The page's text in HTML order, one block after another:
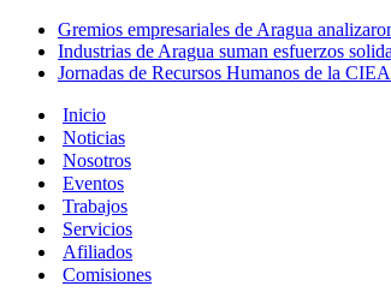
Gremios empresariales de Aragua
Industrias de Aragua suman esfuerzos
Jornadas de Recursos Humanos de la
Inicio
Noticias
Nosotros
Eventos
Trabajos
Servicios
Afiliados
Comisiones